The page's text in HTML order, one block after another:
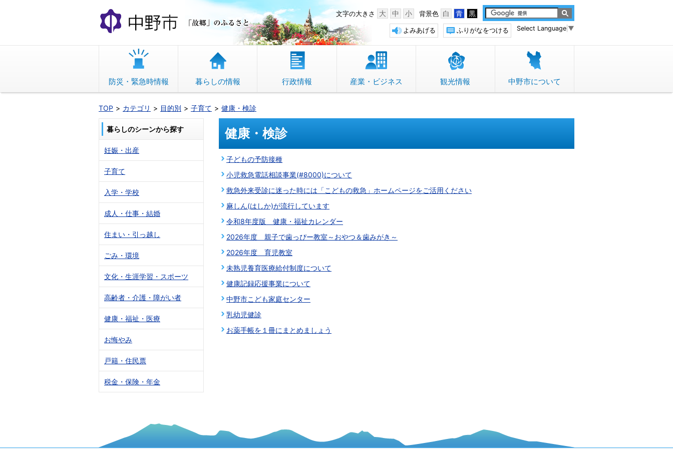
文
へ
動
中野市 「故郷」のふるさと 背景色 白 青 黒
文字の大きさ 大 中 小
Select Language ▼
ふりがなをつける
よみあげる
防災・緊急時情報 暮らしの情報 行政情報 産業・ビジネス 観光情報 中野市について
TOP カテゴリ 目的別 子育て 健康・検診
健康・検診
子どもの予防接種
小児救急電話相談事業(#8000)について
救急外来受診に迷った時には「こどもの救急」ホームページをご活用ください
麻しん(はしか)が流行しています
令和8年度版 健康・福祉カレンダー
2026年度 親子で歯っぴー教室～おやつ＆歯みがき～
2026年度 育児教室
未熟児養育医療給付制度について
健康記録応援事業について
中野市こども家庭センター
乳幼児健診
お薬手帳を１冊にまとめましょう
暮らしのシーンから探す
妊娠・出産
子育て
入学・学校
成人・仕事・結婚
住まい・引っ越し
ごみ・環境
文化・生涯学習・スポーツ
高齢者・介護・障がい者
健康・福祉・医療
お悔やみ
戸籍・住民票
税金・保険・年金